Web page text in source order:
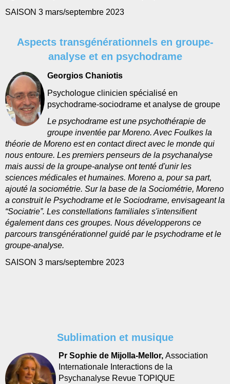
SAISON 3 mars/septembre 2023
Aspects transgénérationnels en groupe-
analyse et en psychodrame
Georgios Chaniotis
Psychologue clinicien spécialisé en
psychodrame-sociodrame et analyse de groupe
Le psychodrame est une psychothérapie de
groupe inventée par Moreno. Avec Foulkes la
théorie de Moreno est en contact direct avec le monde qui
nous entoure. Les premiers penseurs de la psychanalyse
mais aussi de la groupe-analyse ont tenté d'unir les
sciences médicales et humaines. Moreno a, pour sa part,
ajouté la sociométrie. Sur la base de la Sociométrie, Moreno
a construit le Psychodrame et le Sociodrame, envisageant la
“Sociatrie”. Les constellations familiales s'intensifient
également dans ces groupes. Nous développerons ce
parcours transgénérationnel guidé par le psychodrame et le
groupe-analyse.
SAISON 3 mars/septembre 2023
Sublimation et musique
Pr Sophie de Mijolla-Mellor, Association
Internationale Interactions de la
Psychanalyse Revue TOPIQUE